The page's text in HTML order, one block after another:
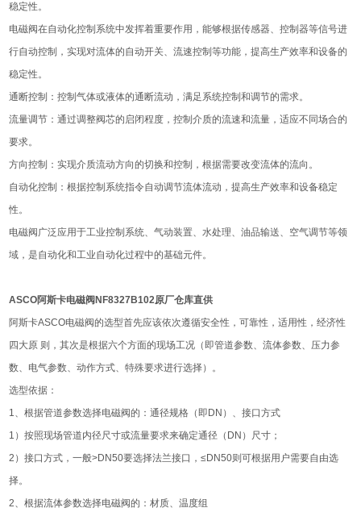
稳定性。
电磁阀在自动化控制系统中发挥着重要作用，能够根据传感器、控制器等信号进
行自动控制，实现对流体的自动开关、流速控制等功能，提高生产效率和设备的
稳定性。
通断控制：控制气体或液体的通断流动，满足系统控制和调节的需求。
流量调节：通过调整阀芯的启闭程度，控制介质的流速和流量，适应不同场合的
要求。
方向控制：实现介质流动方向的切换和控制，根据需要改变流体的流向。
自动化控制：根据控制系统指令自动调节流体流动，提高生产效率和设备稳定
性。
电磁阀广泛应用于工业控制系统、气动装置、水处理、油品输送、空气调节等领
域，是自动化和工业自动化过程中的基础元件。
ASCO阿斯卡电磁阀NF8327B102原厂仓库直供
阿斯卡ASCO电磁阀的选型首先应该依次遵循安全性，可靠性，适用性，经济性
四大原 则，其次是根据六个方面的现场工况（即管道参数、流体参数、压力参
数、电气参数、动作方式、特殊要求进行选择）。
选型依据：
1、根据管道参数选择电磁阀的：通径规格（即DN）、接口方式
1）按照现场管道内径尺寸或流量要求来确定通径（DN）尺寸；
2）接口方式，一般>DN50要选择法兰接口，≤DN50则可根据用户需要自由选
择。
2、根据流体参数选择电磁阀的：材质、温度组